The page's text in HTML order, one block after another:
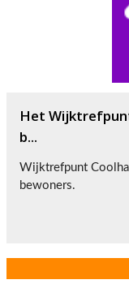
Het
b...
Wijktrefpunt
bewoners.